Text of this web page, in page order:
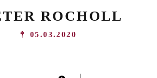
ROCHOLL
05.03.2020